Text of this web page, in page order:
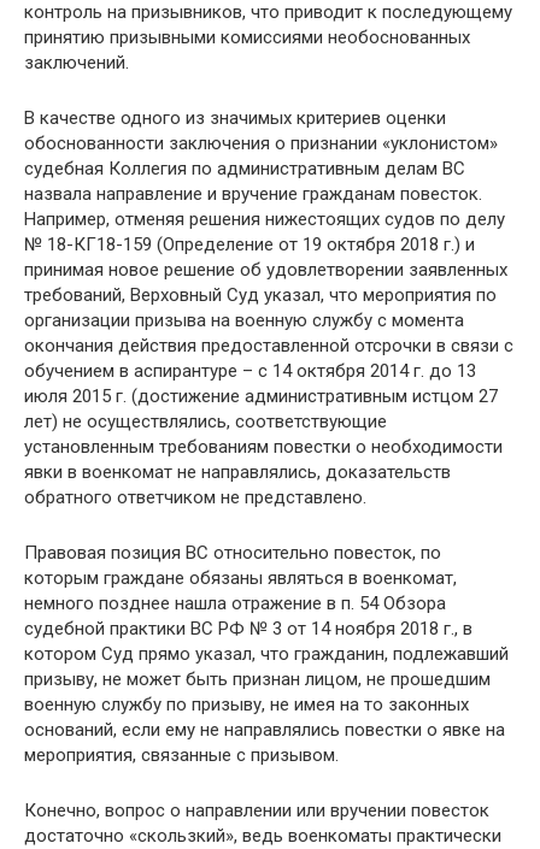
контроль на призывников, что приводит к последующему
принятию призывными комиссиями необоснованных
заключений.
В качестве одного из значимых критериев оценки
обоснованности заключения о признании «уклонистом»
судебная Коллегия по административным делам ВС
назвала направление и вручение гражданам повесток.
Например, отменяя решения нижестоящих судов по делу
№ 18-КГ18-159 (Определение от 19 октября 2018 г.) и
принимая новое решение об удовлетворении заявленных
требований, Верховный Суд указал, что мероприятия по
организации призыва на военную службу с момента
окончания действия предоставленной отсрочки в связи с
обучением в аспирантуре – с 14 октября 2014 г. до 13
июля 2015 г. (достижение административным истцом 27
лет) не осуществлялись, соответствующие
установленным требованиям повестки о необходимости
явки в военкомат не направлялись, доказательств
обратного ответчиком не представлено.
Правовая позиция ВС относительно повесток, по
которым граждане обязаны являться в военкомат,
немного позднее нашла отражение в п. 54 Обзора
судебной практики ВС РФ № 3 от 14 ноября 2018 г., в
котором Суд прямо указал, что гражданин, подлежавший
призыву, не может быть признан лицом, не прошедшим
военную службу по призыву, не имея на то законных
оснований, если ему не направлялись повестки о явке на
мероприятия, связанные с призывом.
Конечно, вопрос о направлении или вручении повесток
достаточно «скользкий», ведь военкоматы практически